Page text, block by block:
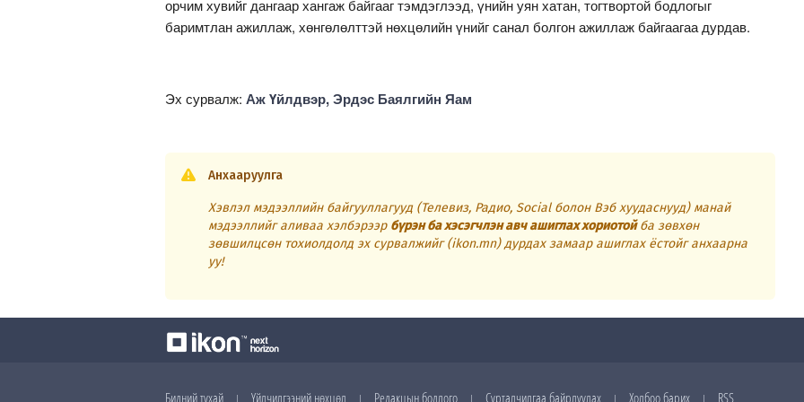
орчим хувийг дангаар хангаж байгааг тэмдэглээд, үнийн уян хатан, тогтвортой бодлогыг
баримтлан ажиллаж, хөнгөлөлттэй нөхцөлийн үнийг санал болгон ажиллаж байгаагаа дурдав.
Эх сурвалж: Аж Үйлдвэр, Эрдэс Баялгийн Яам
Анхааруулга
Хэвлэл мэдээллийн байгууллагууд (Телевиз, Радио, Social болон Вэб хуудаснууд) манай
мэдээллийг аливаа хэлбэрээр бүрэн ба хэсэгчлэн авч ашиглах хориотойба зөвхөн
зөвшилцсөн тохиолдолд эх сурвалжийг (ikon.mn) дурдах замаар ашиглах ёстойг анхаарна
уу!
Бидний тухай Үйлчилгээний нөхцөл Редакцын бодлого Сурталчилгаа байрлуулах Холбоо барих RSS